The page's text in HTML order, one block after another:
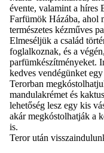
évente, valamint a híres
Farfümök Házába, ahol
természetes kézműves
Elmeséljük a család
foglalkoznak, és a
parfümkészítményeket.
kedves vendégünket
Terorban
mandulakrémet és
lehetőség lesz egy kis
akár megkóstolhatják a
is.
Teror után